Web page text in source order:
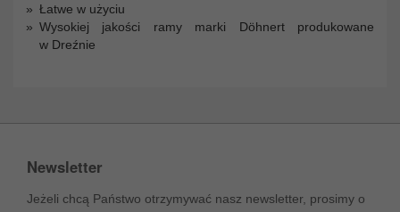
Łatwe w użyciu
Wysokiej jakości ramy marki Döhnert produkowane
w Dreźnie
Newsletter
Jeżeli chcą Państwo otrzymywać nasz newsletter, prosimy o